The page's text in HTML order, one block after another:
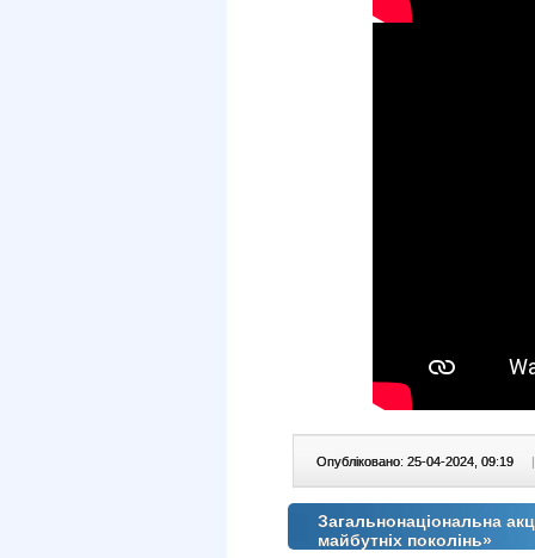
Опубліковано: 25-04-2024, 09:19 |
Загальнонаціональна
майбутніх поколінь»